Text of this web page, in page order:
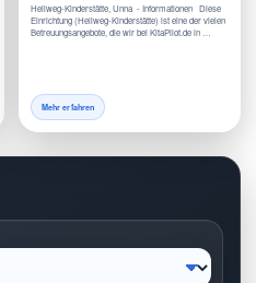
Hellweg-Kinderstätte, Unna - Informationen Diese
Einrichtung (Hellweg-Kinderstätte) ist eine der vielen
Betreuungsangebote, die wir bei KitaPilot.de in …
Mehr erfahren